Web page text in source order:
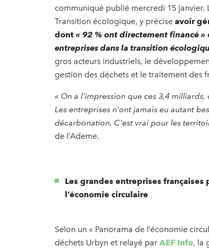
communiqué publié mercredi 15 janvier.
Transition écologique, y précise avoir
dont « 92 % ont directement financé »
entreprises dans la transition
gros acteurs industriels, le
gestion des déchets et le traitement des
« On a l'impression que ces 3,4
Les entreprises n'ont jamais eu autant
décarbonation. C'est vrai pour les
de l’Ademe.
Les grandes entreprises
l’économie circulaire
Selon un « Panorama de l’économie
déchets Urbyn et relayé par AEF Info, la